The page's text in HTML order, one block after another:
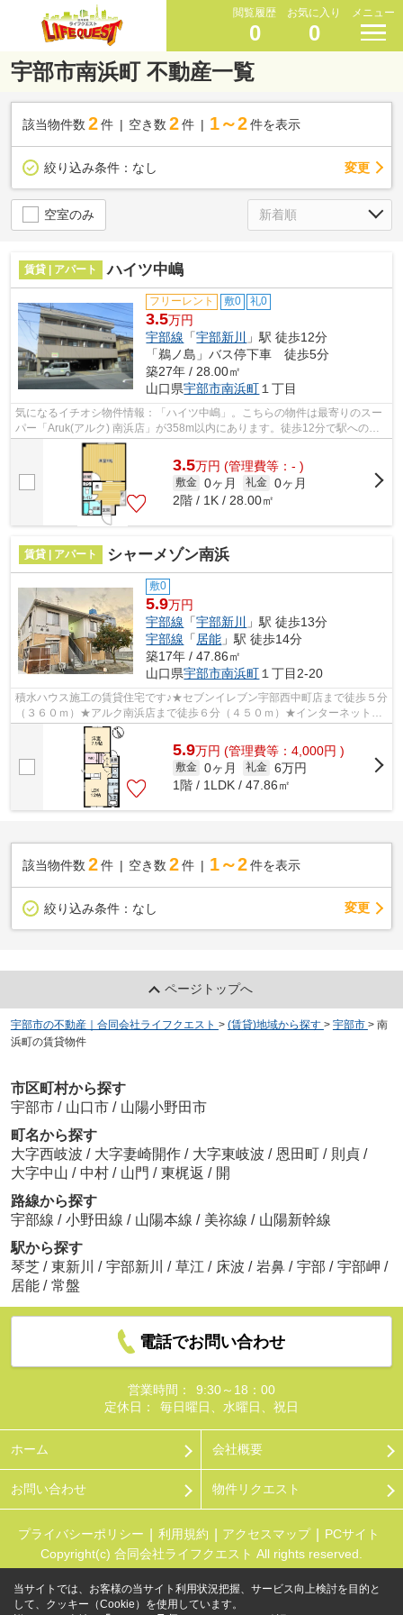
閲覧履歴
0
お気に入り
0
メニュー
宇部市南浜町 不動産一覧
該当物件数 2件 空き数 2 件 1～2 件を表示
絞り込み条件： なし 変更
空室のみ
賃貸 | アパート ハイツ中嶋
フリーレント 敷0 礼0
3.5万円
宇部線 「宇部新川
」駅 徒歩12分
「鵜ノ島」バス停下車 徒歩5分
築27年 / 28.00㎡
山口県宇部市南浜町１丁目
気になるイチオシ物件情報：「ハイツ中嶋」。こちらの物件は最寄りのスー
パー「Aruk(アルク) 南浜店」が358m以内にあります。徒歩12分で駅へのア
クセスができる物件です。使い勝手の良...
3.5万円 (管理費等：- )
敷金 0ヶ月 礼金 0ヶ月
2階 / 1K / 28.00㎡
賃貸 | アパート シャーメゾン南浜
敷0
5.9万円
宇部線 「宇部新川
」駅 徒歩13分
宇部線 「 居能 」駅 徒歩14分
築17年 / 47.86㎡
山口県宇部市南浜町 １丁目2-20
積水ハウス施工の賃貸住宅です♪★セブンイレブン宇部西中町店まで徒歩５分
（３６０ｍ）★アルク南浜店まで徒歩６分（４５０ｍ）★インターネット無
料（Ｗｉ－Ｆｉ）★対面キッチン★３口コ...
5.9万円 (管理費等：4,000円 )
敷金 0ヶ月 礼金 6万円
1階 / 1LDK / 47.86㎡
該当物件数 2件 空き数 2 件 1～2 件を表示
絞り込み条件： なし 変更
ページトップへ
宇部市の不動産｜合同会社ライフクエスト > (賃貸)地域から探す > 宇部市 > 南
浜町の賃貸物件
市区町村から探す
宇部市 / 山口市 / 山陽小野田市
町名から探す
大字西岐波 / 大字妻崎開作 / 大字東岐波 / 恩田町 / 則貞 /
大字中山 / 中村 / 山門 / 東梶返 / 開
路線から探す
宇部線 / 小野田線 / 山陽本線 / 美祢線 / 山陽新幹線
駅から探す
琴芝 / 東新川 / 宇部新川 / 草江 / 床波 / 岩鼻 / 宇部 / 宇部岬 /
居能 / 常盤
電話でお問い合わせ
営業時間：
9:30～18：00
定休日：
毎日曜日、水曜日、祝日
ホーム 会社概要
お問い合わせ 物件リクエスト
プライバシーポリシー 利用規約 アクセスマップ
PCサイト
Copyright(c) 合同会社ライフクエスト All rights reserved.
当サイトでは、お客様の当サイト利用状況把握、サービス向上検討を目的と
して、クッキー（Cookie）を使用しています。